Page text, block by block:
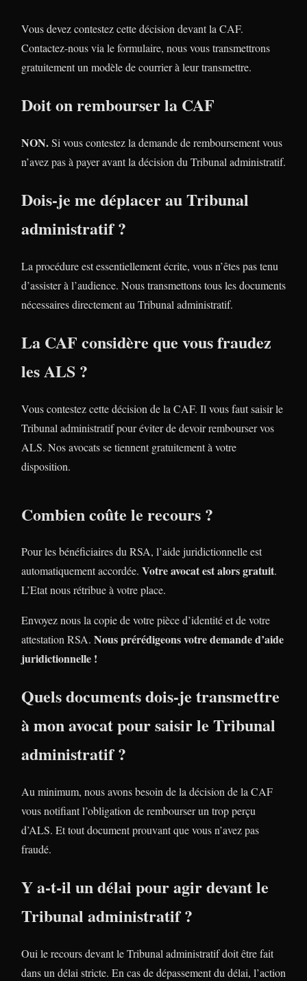
Vous devez contestez cette décision devant la CAF.
Contactez-nous via le formulaire, nous vous transmettrons
gratuitement un modèle de courrier à leur transmettre.
Doit on rembourser la CAF
NON.Si vous contestez la demande de remboursement vous
n’avez pas à payer avant la décision du Tribunal administratif.
Dois-je me déplacer au Tribunal
administratif ?
La procédure est essentiellement écrite, vous n’êtes pas tenu
d’assister à l’audience. Nous transmettons tous les documents
nécessaires directement au Tribunal administratif.
La CAF considère que vous fraudez
les ALS ?
Vous contestez cette décision de la CAF. Il vous faut saisir le
Tribunal administratif pour éviter de devoir rembourser vos
ALS. Nos avocats se tiennent gratuitement à votre
disposition.
Combien coûte le recours ?
Pour les bénéficiaires du RSA, l’aide juridictionnelle est
automatiquement accordée. Votre avocat est alors gratuit.
L’Etat nous rétribue à votre place.
Envoyez nous la copie de votre pièce d’identité et de votre
attestation RSA. Nous prérédigeons votre demande d’aide
juridictionnelle !
Quels documents dois-je transmettre
à mon avocat pour saisir le Tribunal
administratif ?
Au minimum, nous avons besoin de la décision de la CAF
vous notifiant l’obligation de rembourser un trop perçu
d’ALS. Et tout document prouvant que vous n’avez pas
fraudé.
Y a-t-il un délai pour agir devant le
Tribunal administratif ?
Oui le recours devant le Tribunal administratif doit être fait
dans un délai stricte. En cas de dépassement du délai, l’action